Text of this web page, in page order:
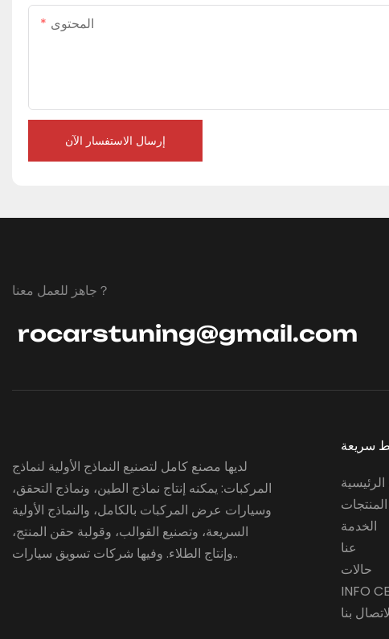
المحتوى
إرسال الاستفسار الآن
جاهز للعمل معنا？
rocarstuning@gmail.com
لديها مصنع كامل لتصنيع النماذج الأولية لنماذج
المركبات: يمكنه إنتاج نماذج الطين، ونماذج التحقق،
وسيارات عرض المركبات بالكامل، والنماذج الأولية
السريعة، وتصنيع القوالب، وقولبة حقن المنتج،
وإنتاج الطلاء. وفيها شركات تسويق سيارات..
سريعة
المنتجات
الخدمة
عنا
حالات
INFO
بنا